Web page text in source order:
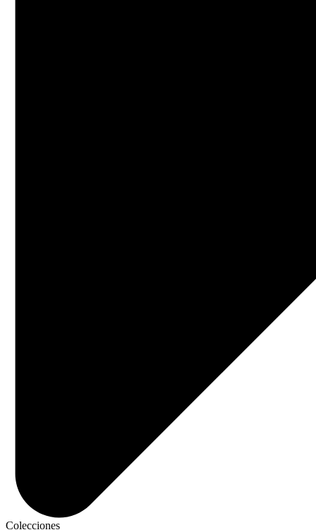
Colecciones